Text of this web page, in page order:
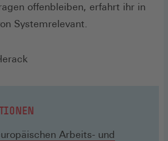
offenbleiben, erfahrt ihr in
Systemrelevant.
Arbeits- und